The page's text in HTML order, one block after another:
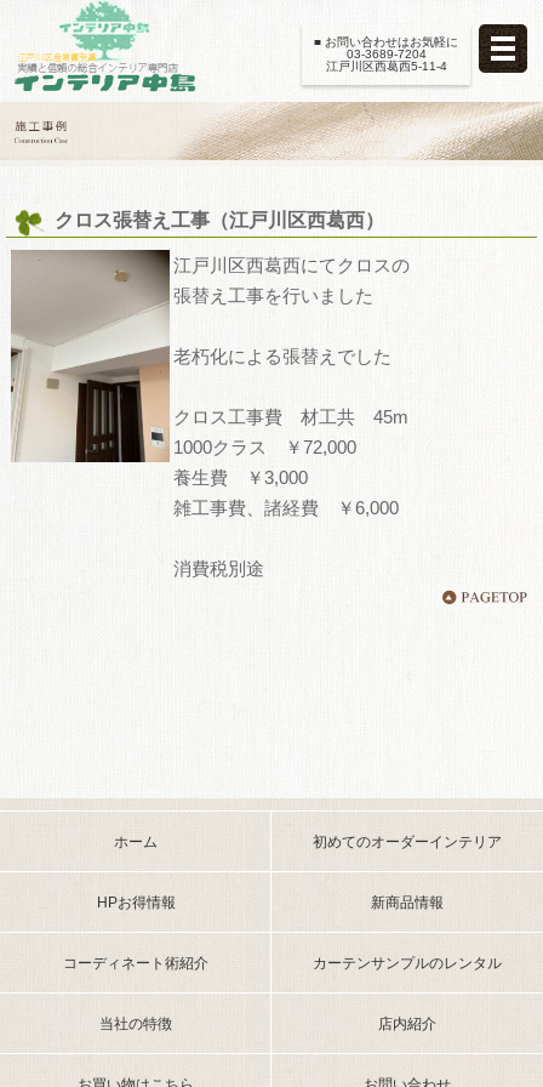
■ お問い合わせはお気軽に
03-3689-7204
江戸川区西葛西5-11-4
クロス張替え工事（江戸川区西葛西）
江戸川区西葛西にてクロスの
張替え工事を行いました
老朽化による張替えでした
クロス工事費 材工共 45m
1000クラス ￥72,000
養生費 ￥3,000
雑工事費、諸経費 ￥6,000
消費税別途
ホーム 初めてのオーダーインテリア
HPお得情報 新商品情報
コーディネート術紹介 カーテンサンプルのレンタル
当社の特徴 店内紹介